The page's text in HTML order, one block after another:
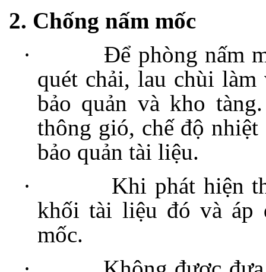
2. Chống nấm mốc
·
Để phòng nấm
quét chải, lau chùi
bảo quản và kho
thông gió, chế độ
bảo quản tài liệu.
·
Khi phát hiện
khối tài liệu đó và áp
mốc.